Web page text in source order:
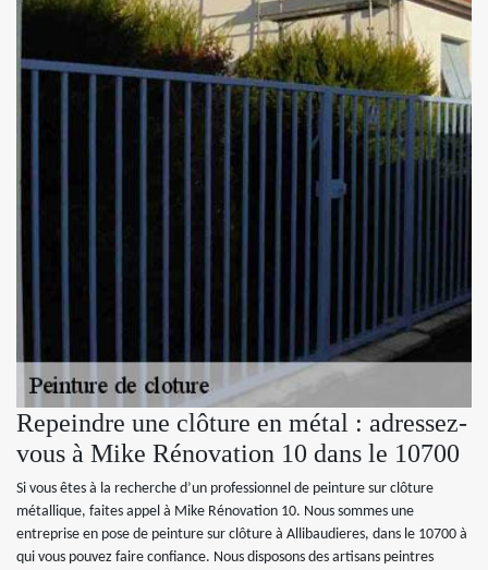
Repeindre une clôture en métal : adressez-
vous à Mike Rénovation 10 dans le 10700
Si vous êtes à la recherche d’un professionnel de peinture sur clôture
métallique, faites appel à Mike Rénovation 10. Nous sommes une
entreprise en pose de peinture sur clôture à Allibaudieres, dans le 10700 à
qui vous pouvez faire confiance. Nous disposons des artisans peintres